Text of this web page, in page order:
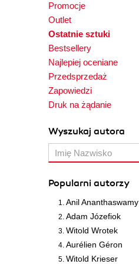
Promocje
Outlet
Ostatnie sztuki
Bestsellery
Najlepiej oceniane
Przedsprzedaż
Zapowiedzi
Druk na żądanie
Wyszukaj autora
Popularni autorzy
Anil Ananthaswamy
Adam Józefiok
Witold Wrotek
Aurélien Géron
Witold Krieser